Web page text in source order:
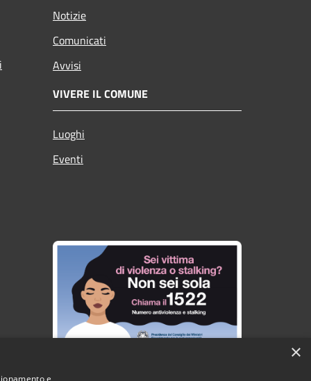
Notizie
Comunicati
Avvisi
VIVERE IL COMUNE
Luoghi
Eventi
×
e